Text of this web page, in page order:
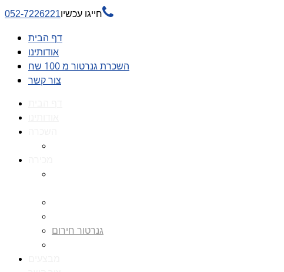
חייגו עכשיו052-7226221 
דף הבית
אודותינו
השכרת גנרטור מ 100 שח
צור קשר
גנרטור חירום